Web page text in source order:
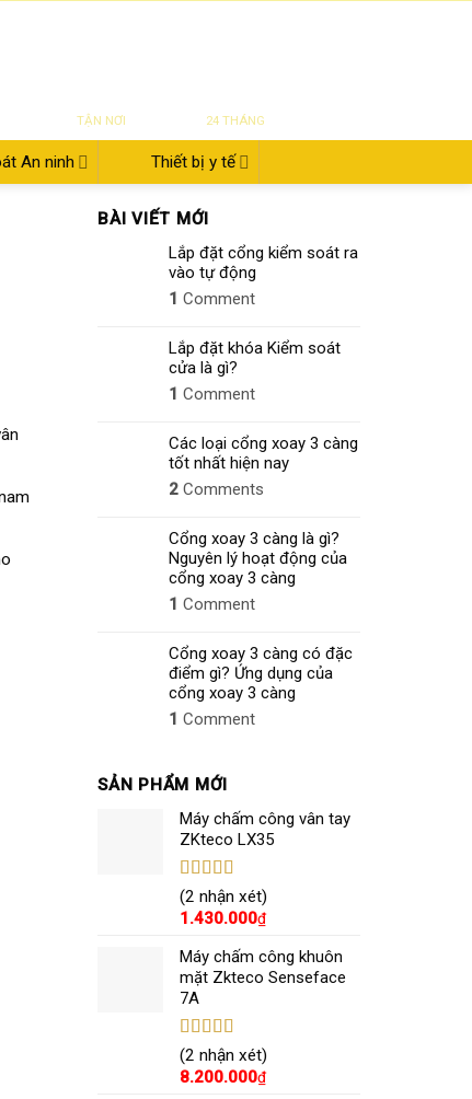
TẬN NƠI
24 THÁNG
An ninh Thiết bị y tế
BÀI VIẾT MỚI
Lắp đặt cổng kiểm soát ra
vào tự động
1 Comment
Lắp đặt khóa Kiểm soát
cửa là gì?
1 Comment
Các loại cổng xoay 3 càng
tốt nhất hiện nay
2 Comments
Cổng xoay 3 càng là gì?
Nguyên lý hoạt động của
cổng xoay 3 càng
1 Comment
Cổng xoay 3 càng có đặc
điểm gì? Ứng dụng của
cổng xoay 3 càng
1 Comment
SẢN PHẨM MỚI
Máy chấm công vân tay
ZKteco LX35
Được xếp
hạng5.005
sao
(2 nhận xét)
1.430.000₫
Máy chấm công khuôn
mặt Zkteco Senseface
7A
Được xếp
hạng5.005
sao
(2 nhận xét)
8.200.000₫